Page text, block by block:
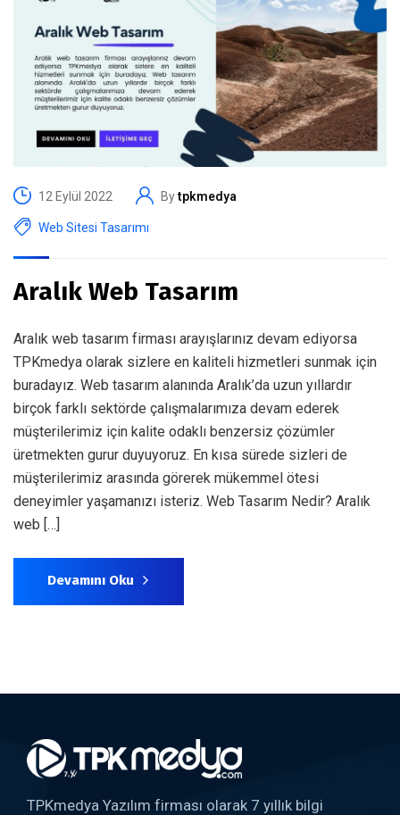
12 Eylül 2022 Bytpkmedya
Web Sitesi Tasarımı
Aralık Web Tasarım
Aralık web tasarım firması arayışlarınız devam ediyorsa
TPKmedya olarak sizlere en kaliteli hizmetleri sunmak için
buradayız. Web tasarım alanında Aralık’da uzun yıllardır
birçok farklı sektörde çalışmalarımıza devam ederek
müşterilerimiz için kalite odaklı benzersiz çözümler
üretmekten gurur duyuyoruz. En kısa sürede sizleri de
müşterilerimiz arasında görerek mükemmel ötesi
deneyimler yaşamanızı isteriz. Web Tasarım Nedir? Aralık
web […]
Devamını Oku
TPKmedya Yazılım firması olarak 7 yıllık bilgi